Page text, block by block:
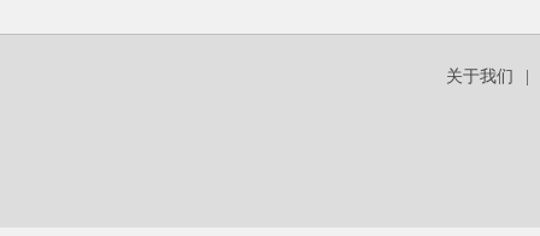
关于我们